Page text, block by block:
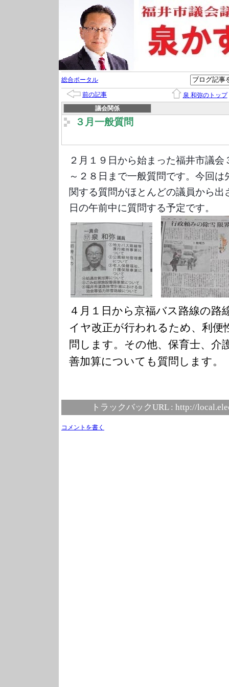
総合ポータル
前の記事
泉 和弥のトップ
議会関係
３月一般質問
２月１９日から始まった福井市議
～２８日まで一般質問です。今回
関する質問がほとんどの議員から出
日の午前中に質問する予定です。
４月１日から京福バス路線の路
イヤ改正が行われるため、利便
問します。その他、保育士、介
善加算についても質問します。
トラックバックURL : http://
コメントを書く